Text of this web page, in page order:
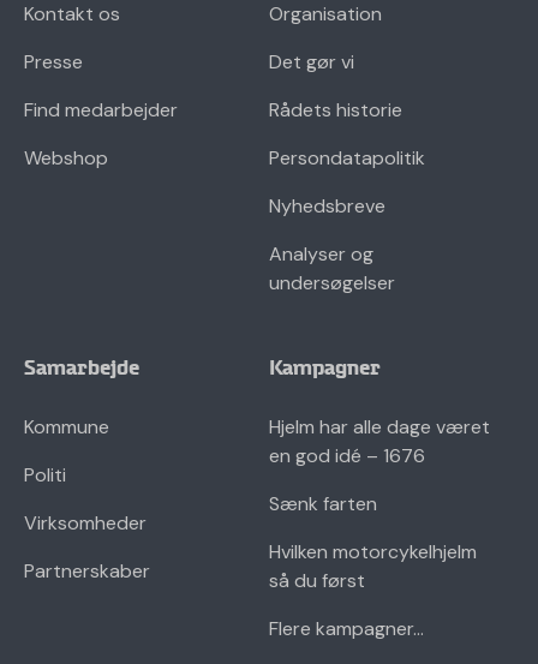
Kontakt os
Presse
Find medarbejder
Webshop
Organisation
Det gør vi
Rådets historie
Persondatapolitik
Nyhedsbreve
Analyser og
undersøgelser
Samarbejde
Kommune
Politi
Virksomheder
Partnerskaber
Kampagner
Hjelm har alle dage været
en god idé – 1676
Sænk farten
Hvilken motorcykelhjelm
så du først
Flere kampagner...